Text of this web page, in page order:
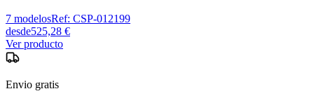
7 modelosRef: CSP-012199
desde525,28 €
Ver producto
Envio gratis